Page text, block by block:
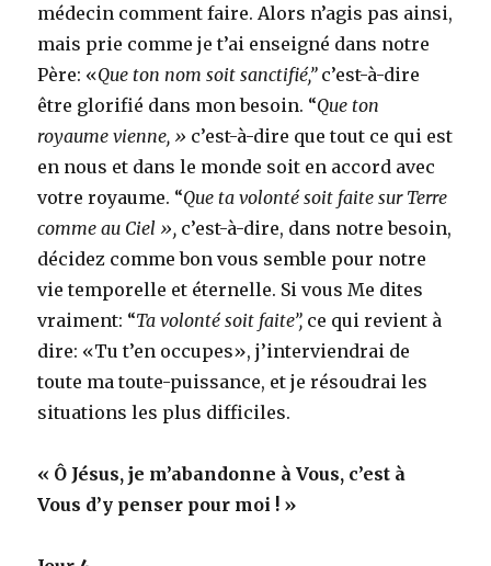
médecin comment faire. Alors n’agis pas ainsi,
mais prie comme je t’ai enseigné dans notre
Père: «Que ton nom soit sanctifié,”c’est-à-dire
être glorifié dans mon besoin. “Que ton
royaume vienne, » c’est-à-dire que tout ce qui est
en nous et dans le monde soit en accord avec
votre royaume. “Que ta volonté soit faite sur Terre
comme au Ciel », c’est-à-dire, dans notre besoin,
décidez comme bon vous semble pour notre
vie temporelle et éternelle. Si vous Me dites
vraiment: “Ta volonté soit faite”, ce qui revient à
dire: «Tu t’en occupes», j’interviendrai de
toute ma toute-puissance, et je résoudrai les
situations les plus difficiles.
« Ô Jésus, je m’abandonne à Vous, c’est à
Vous d’y penser pour moi ! »